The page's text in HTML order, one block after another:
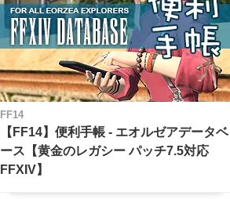
FF14
【FF14】便利手帳 - エオルゼアデータベ
ース【黄金のレガシー パッチ7.5対応
FFXIV】